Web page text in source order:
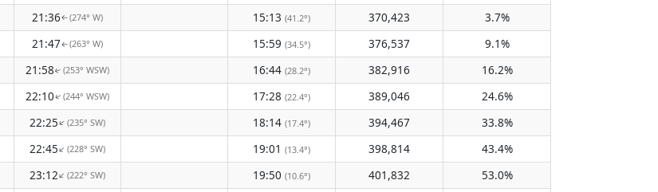
21:36↑(274° W) 15:13 (41.2°) 370,423
3.7%
21:47↑(263° W) 15:59 (34.5°) 376,537
9.1%
21:58↑(253° WSW) 16:44 (28.2°) 382,916
16.2%
22:10↑(244° WSW) 17:28 (22.4°) 389,046
24.6%
22:25↑(235° SW) 18:14 (17.4°) 394,467
33.8%
22:45↑(228° SW) 19:01 (13.4°) 398,814
43.4%
23:12↑(222° SW) 19:50 (10.6°) 401,832
53.0%